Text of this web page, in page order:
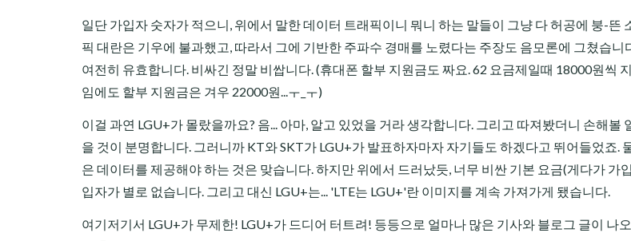
일단 가입자 숫자가 적으니, 위에서 말한 데이터 트래픽이니 뭐니 하는 말들이 그냥 다 허공에 붕-뜬
픽 대란은 기우에 불과했고, 따라서 그에 기반한 주파수 경매를 노렸다는 주장도 음모론에 그쳤습니
여전히 유효합니다. 비싸긴 정말 비쌉니다. (휴대폰 할부 지원금도 짜요. 62 요금제일때 18000원씩
임에도 할부 지원금은 겨우 22000원...ㅜ_ㅜ)
이걸 과연 LGU+가 몰랐을까요? 음... 아마, 알고 있었을 거라 생각합니다. 그리고 따져봤더니 손해볼
을 것이 분명합니다. 그러니까 KT와 SKT가 LGU+가 발표하자마자 자기들도 하겠다고 뛰어들었죠.
은 데이터를 제공해야 하는 것은 맞습니다. 하지만 위에서 드러났듯, 너무 비싼 기본 요금(게다가 가
입자가 별로 없습니다. 그리고 대신 LGU+는... 'LTE는 LGU+'란 이미지를 계속 가져가게 됐습니다.
여기저기서 LGU+가 무제한! LGU+가 드디어 터트려! 등등으로 얼마나 많은 기사와 블로그 글이 나